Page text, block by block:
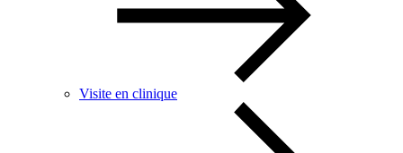
Visite en clinique